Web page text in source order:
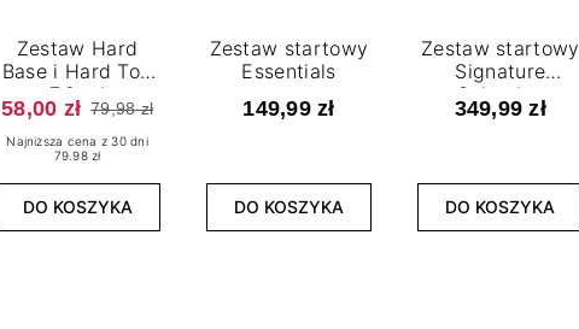
Zestaw Hard
Base i Hard Top
7,2 ml
58,00 zł 79,98 zł
Najniższa cena z 30 dni
79.98 zł
DO KOSZYKA
Zestaw startowy
Essentials
149,99 zł
DO KOSZYKA
Zestaw startowy
Signature
Selection
349,99 zł
DO KOSZYKA